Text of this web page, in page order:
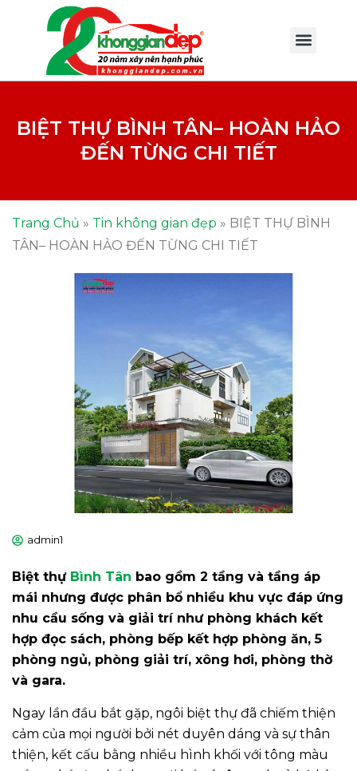
BIỆT THỰ BÌNH TÂN– HOÀN HẢO
ĐẾN TỪNG CHI TIẾT
Trang Chủ » Tin không gian đẹp » BIỆT THỰ BÌNH
TÂN– HOÀN HẢO ĐẾN TỪNG CHI TIẾT
admin1
Biệt thự Bình Tân bao gồm 2 tầng và tầng áp
mái nhưng được phân bổ nhiều khu vực đáp ứng
nhu cầu sống và giải trí như phòng khách kết
hợp đọc sách, phòng bếp kết hợp phòng ăn, 5
phòng ngủ, phòng giải trí, xông hơi, phòng thờ
và gara.
Ngay lần đầu bắt gặp, ngôi biệt thự đã chiếm thiện
cảm của mọi người bởi nét duyên dáng và sự thân
thiện, kết cấu bằng nhiều hình khối với tông màu